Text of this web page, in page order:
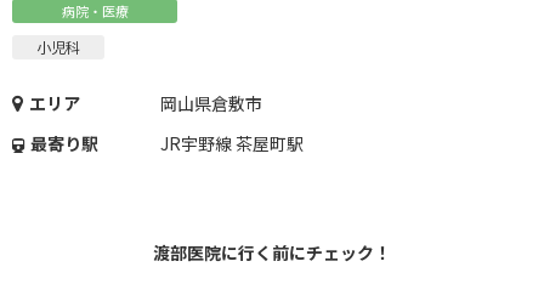
病院・医療
小児科
エリア
岡山県倉敷市
最寄り駅
JR宇野線 茶屋町駅
渡部医院に行く前にチェック！